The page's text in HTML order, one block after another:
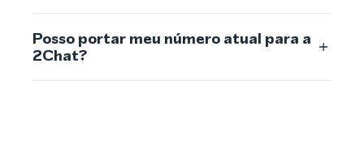
Posso portar meu número atual para a
2Chat?